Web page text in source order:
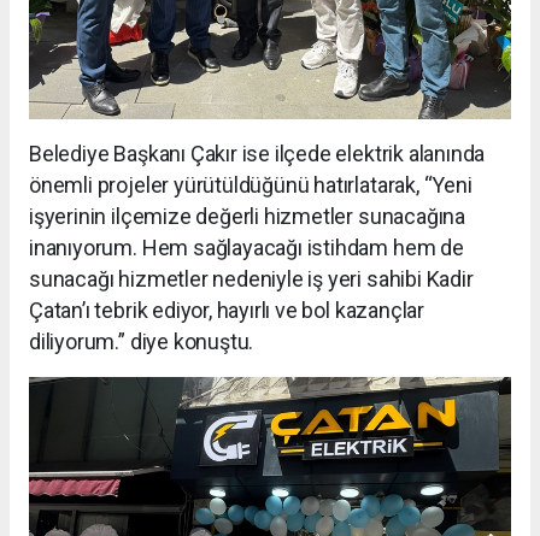
Belediye Başkanı Çakır ise ilçede elektrik alanında
önemli projeler yürütüldüğünü hatırlatarak, “Yeni
işyerinin ilçemize değerli hizmetler sunacağına
inanıyorum. Hem sağlayacağı istihdam hem de
sunacağı hizmetler nedeniyle iş yeri sahibi Kadir
Çatan’ı tebrik ediyor, hayırlı ve bol kazançlar
diliyorum.” diye konuştu.